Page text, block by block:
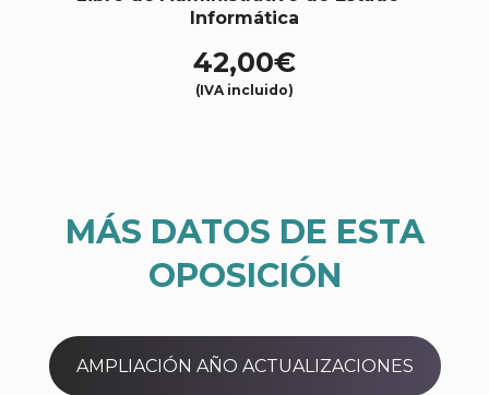
Informática
42,00€
(IVA incluido)
MÁS DATOS DE ESTA
OPOSICIÓN
AMPLIACIÓN AÑO ACTUALIZACIONES